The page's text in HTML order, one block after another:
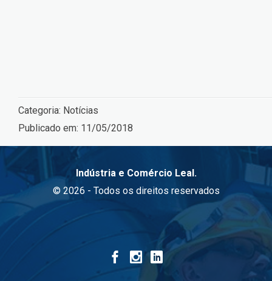
Categoria: Notícias
Publicado em: 11/05/2018
Indústria e Comércio Leal.
© 2026 - Todos os direitos reservados